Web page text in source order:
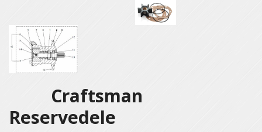
Craftsman
Reservedele